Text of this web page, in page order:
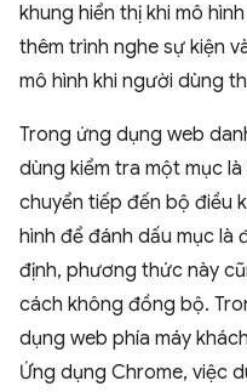
khung hiển thị khi mô
thêm trình nghe sự kiện
mô hình khi người dùng
Trong ứng dụng web
dùng kiểm tra một mục
chuyển tiếp đến bộ điều
hình để đánh dấu mục là
định, phương thức này
cách không đồng bộ.
dụng web phía máy
Ứng dụng Chrome, việc